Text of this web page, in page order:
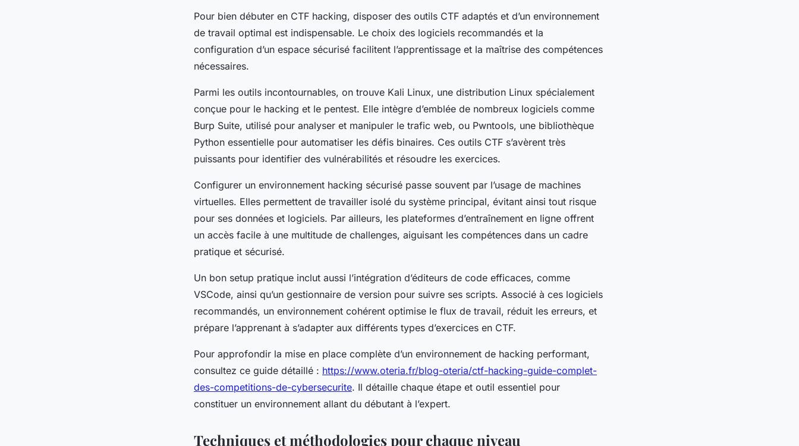
Pour bien débuter en CTF hacking, disposer des outils CTF adaptés et d’un environnement
de travail optimal est indispensable. Le choix des logiciels recommandés et la
configuration d’un espace sécurisé facilitent l’apprentissage et la maîtrise des compétences
nécessaires.
Parmi les outils incontournables, on trouve Kali Linux, une distribution Linux spécialement
conçue pour le hacking et le pentest. Elle intègre d’emblée de nombreux logiciels comme
Burp Suite, utilisé pour analyser et manipuler le trafic web, ou Pwntools, une bibliothèque
Python essentielle pour automatiser les défis binaires. Ces outils CTF s’avèrent très
puissants pour identifier des vulnérabilités et résoudre les exercices.
Configurer un environnement hacking sécurisé passe souvent par l’usage de machines
virtuelles. Elles permettent de travailler isolé du système principal, évitant ainsi tout risque
pour ses données et logiciels. Par ailleurs, les plateformes d’entraînement en ligne offrent
un accès facile à une multitude de challenges, aiguisant les compétences dans un cadre
pratique et sécurisé.
Un bon setup pratique inclut aussi l’intégration d’éditeurs de code efficaces, comme
VSCode, ainsi qu’un gestionnaire de version pour suivre ses scripts. Associé à ces logiciels
recommandés, un environnement cohérent optimise le flux de travail, réduit les erreurs, et
prépare l’apprenant à s’adapter aux différents types d’exercices en CTF.
Pour approfondir la mise en place complète d’un environnement de hacking performant,
consultez ce guide détaillé : https://www.oteria.fr/blog-oteria/ctf-hacking-guide-complet-
des-competitions-de-cybersecurite. Il détaille chaque étape et outil essentiel pour
constituer un environnement allant du débutant à l’expert.
Techniques et méthodologies pour chaque niveau